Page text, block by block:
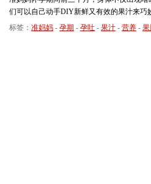
们可以自己动手DIY新鲜又有效的果汁来巧
标签： 准妈妈 - 孕期 - 孕吐 - 果汁 - 营养 -